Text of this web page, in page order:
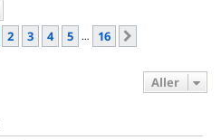
1sur
2 3 4 5 … 16
Aller